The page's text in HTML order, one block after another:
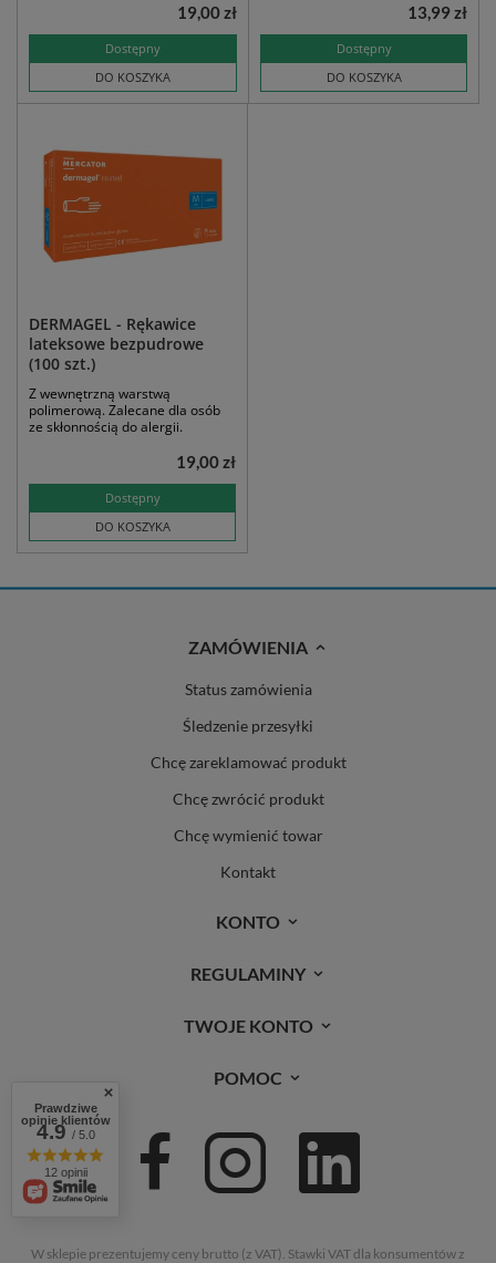
Dostępny
DO KOSZYKA
19,00 zł
Dostępny
DO KOSZYKA
13,99 zł
DERMAGEL - Rękawice
lateksowe bezpudrowe
(100 szt.)
Z wewnętrzną warstwą
polimerową. Zalecane dla osób
ze skłonnością do alergii.
Dostępny
DO KOSZYKA
19,00 zł
ZAMÓWIENIA
Status zamówienia
Śledzenie przesyłki
Chcę zareklamować produkt
Chcę zwrócić produkt
Chcę wymienić towar
Kontakt
KONTO
REGULAMINY
TWOJE KONTO
POMOC
W sklepie prezentujemy ceny brutto (z VAT). Stawki VAT dla konsumentów z
Prawdziwe
opinie klientów
4.9/ 5.0
12 opinii